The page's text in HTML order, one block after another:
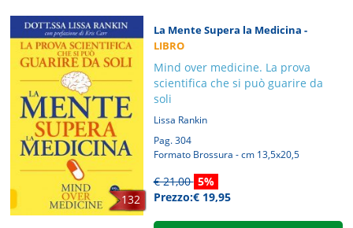
132
La Mente Supera la Medicina -
LIBRO
Mind over medicine. La prova
scientifica che si può guarire da
soli
Lissa Rankin
Pag. 304
Formato Brossura - cm 13,5x20,5
€ 21,00 5%
Prezzo:€ 19,95